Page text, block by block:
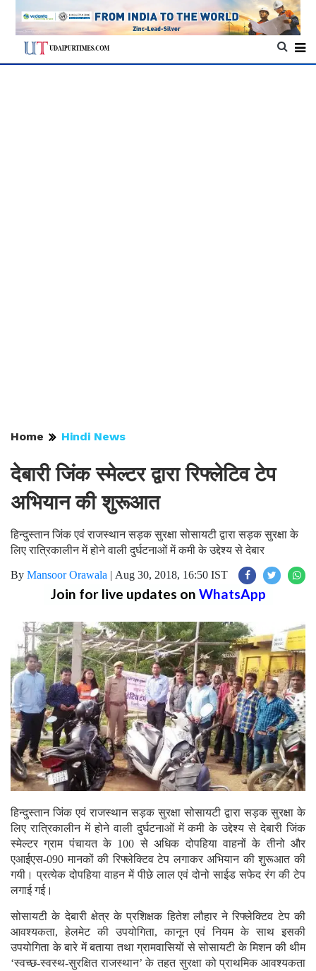
Home Hindi News
देबारी जिंक स्मेल्टर द्वारा रिफ्लेटिव टेप
अभियान की शुरूआत
हिन्दुस्तान जिंक एवं राजस्थान सड़क सुरक्षा सोसायटी द्वारा सड़क सुरक्षा के
लिए रात्रिकालीन में होने वाली दुर्घटनाओं में कमी के उद्देश्य से देबार
By Mansoor Orawala | Aug 30, 2018, 16:50 IST
Join for live updates on WhatsApp
हिन्दुस्तान जिंक एवं राजस्थान सड़क सुरक्षा सोसायटी द्वारा सड़क सुरक्षा के
लिए रात्रिकालीन में होने वाली दुर्घटनाओं में कमी के उद्देश्य से देबारी जिंक
स्मेल्टर ग्राम पंचायत के 100 से अधिक दोपहिया वाहनों के तीनो और
एआईएस-090 मानकों की रिफ्लेक्टिव टेप लगाकर अभियान की शुरूआत की
गयी। प्रत्येक दोपहिया वाहन में पीछे लाल एवं दोनो साईड सफेद रंग की टेप
लगाई गई।
सोसायटी के देबारी क्षेत्र के प्रशिक्षक हितेश लौहार ने रिफ्लेक्टिव टेप की
आवश्यकता, हेलमेट की उपयोगिता, कानून एवं नियम के साथ इसकी
उपयोगिता के बारे में बताया तथा ग्रामवासियों से सोसायटी के मिशन की थीम
‘स्वच्छ-स्वस्थ-सुरक्षित राजस्थान’ के तहत सुरक्षा को प्राथमिक आवश्यकता